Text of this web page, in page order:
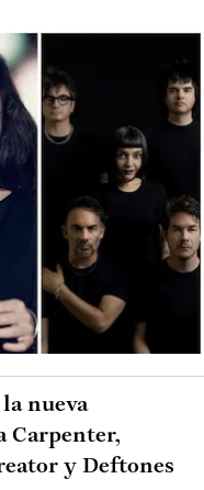
nueva
Carpenter,
y Deftones